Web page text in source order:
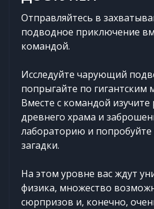
Отправляйтесь в
подводное приключение
командой.
Исследуйте чарующий
попрыгайте по гигантским
Вместе с командой изучите
древнего храма и
лабораторию и попробуйте
загадки.
На этом уровне вас ждут
физика, множество
сюрпризов и, конечно,